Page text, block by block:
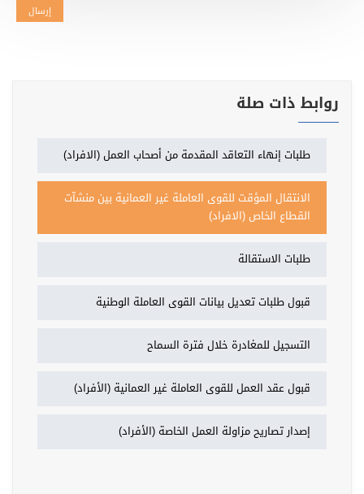
إرسال
روابط ذات صلة
طلبات إنهاء التعاقد المقدمة من أصحاب العمل (الافراد)
الانتقال المؤقت للقوى العاملة غير العمانية بين منشآت
القطاع الخاص (الافراد)
طلبات الاستقالة
قبول طلبات تعديل بيانات القوى العاملة الوطنية
التسجيل للمغادرة خلال فترة السماح
قبول عقد العمل للقوى العاملة غير العمانية (الأفراد)
إصدار تصاريح مزاولة العمل الخاصة (الأفراد)